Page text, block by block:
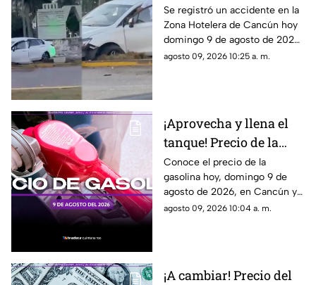
Accidente sorprende a
varios; un auto terminó
en el camellón del km 5
Se registró un accidente en la
Zona Hotelera de Cancún hoy
domingo 9 de agosto de 2026.
Un auto terminó en el
agosto 09, 2026 10:25 a. m.
¡Aprovecha y llena el
tanque! Precio de la
gasolina HOY, domingo
9 de agosto de 2026, en
Quintana Roo
Conoce el precio de la
gasolina hoy, domingo 9 de
agosto de 2026, en Cancún y
el resto de Quintana Roo. Este
agosto 09, 2026 10:04 a. m.
¡A cambiar! Precio del